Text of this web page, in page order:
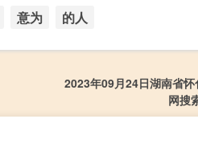
意为 的人
2023年09月24日湖南省
网搜